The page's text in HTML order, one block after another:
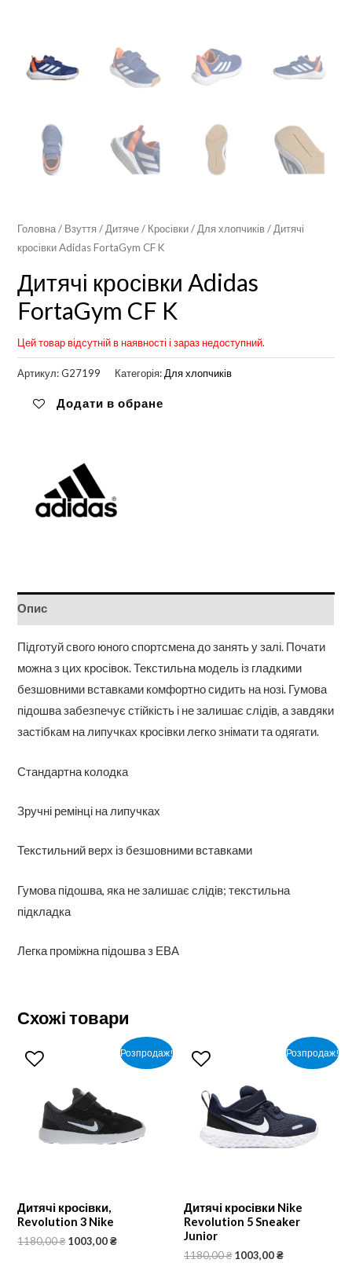
Головна/ Взуття / Дитяче/ Кросівки/ Для хлопчиків/ Дитячі
кросівки Adidas FortaGym CF K
Дитячі кросівки Adidas
FortaGym CF K
Цей товар відсутній в наявності і зараз недоступний.
Артикул:G27199 Категорія: Для хлопчиків
Додати в обране
Опис
Підготуй свого юного спортсмена до занять у залі. Почати
можна з цих кросівок. Текстильна модель із гладкими
безшовними вставками комфортно сидить на нозі. Гумова
підошва забезпечує стійкість і не залишає слідів, а завдяки
застібкам на липучках кросівки легко знімати та одягати.
Стандартна колодка
Зручні ремінці на липучках
Текстильний верх із безшовними вставками
Гумова підошва, яка не залишає слідів; текстильна
підкладка
Легка проміжна підошва з ЕВА
Схожі товари
Розпродаж!
Дитячі кросівки,
Revolution 3 Nike
1180,00₴ 1003,00₴
Розпродаж!
Дитячі кросівки Nike
Revolution 5 Sneaker
Junior
1180,00₴ 1003,00₴